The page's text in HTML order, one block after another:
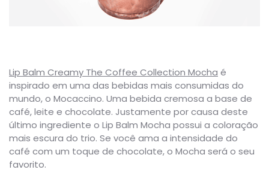
Lip Balm Creamy The Coffee Collection Mocha é
inspirado em uma das bebidas mais consumidas do
mundo, o Mocaccino. Uma bebida cremosa a base de
café, leite e chocolate. Justamente por causa deste
último ingrediente o Lip Balm Mocha possui a coloração
mais escura do trio. Se você ama a intensidade do
café com um toque de chocolate, o Mocha será o seu
favorito.